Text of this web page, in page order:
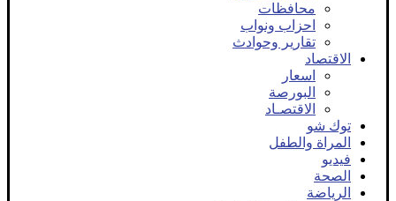
محافظات
احزاب ونواب
تقارير وحوادث
الاقتصاد
اسعار
البورصة
الاقتصـاد
توك شو
المراة والطفل
فيديو
الصحة
الرياضة